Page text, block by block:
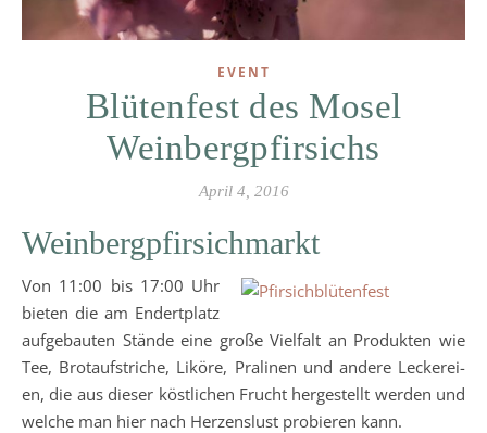
EVENT
Blütenfest des Mosel
Weinbergpfirsichs
April 4, 2016
Weinbergpfirsichmarkt
Von 11:00 bis 17:00 Uhr
bieten die am Endertplatz
aufgebauten Stände eine große Vielfalt an Produkten wie
Tee, Brotaufstriche, Liköre, Pralinen und andere Lecke­rei­
en, die aus dieser köst­li­chen Frucht hergestellt werden und
welche man hier nach Herzenslust probieren kann.